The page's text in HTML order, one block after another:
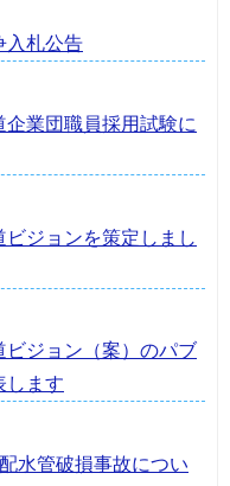
入札公告
業団職員採用試験に
ジョンを策定しまし
ジョン（案）のパブ
します
水管破損事故につい